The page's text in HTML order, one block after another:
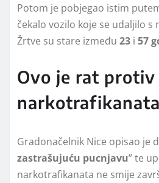
Potom je pobjegao istim
čekalo vozilo koje se udaljilo s
Žrtve su stare između 23 i 57
Ovo je rat protiv
narkotrafikanata
Gradonačelnik Nice opisao je
zastrašujuću pucnjavu” te
narkotrafikanata ne smije